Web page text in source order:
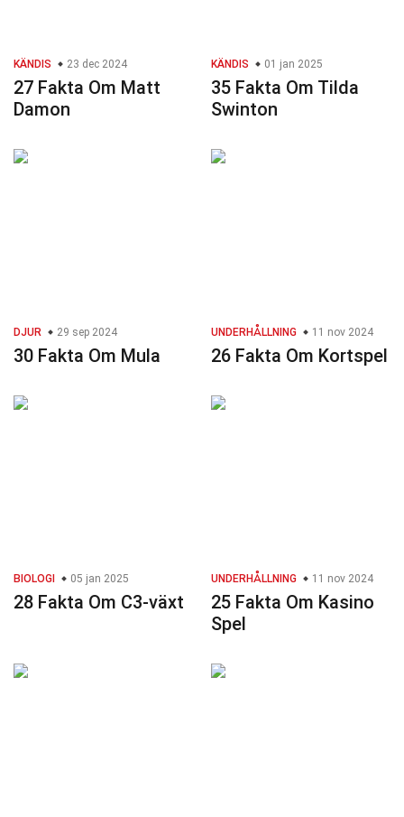
KÄNDIS 23 dec 2024
27 Fakta Om Matt
Damon
KÄNDIS 01 jan 2025
35 Fakta Om Tilda
Swinton
DJUR 29 sep 2024
30 Fakta Om Mula
UNDERHÅLLNING 11 nov 2024
26 Fakta Om Kortspel
BIOLOGI 05 jan 2025
28 Fakta Om C3-växt
UNDERHÅLLNING 11 nov 2024
25 Fakta Om Kasino
Spel